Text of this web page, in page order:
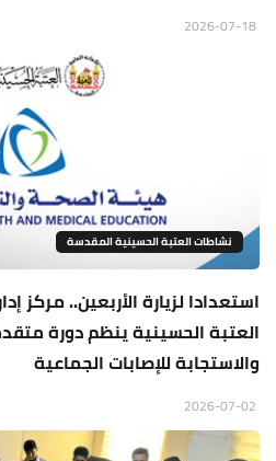
نشاطات العتبة الحسينية المقدسة
استعدادا لزيارة الأربعين.. مركز
العتبة الحسينية ينظم دورة
والاستجابة للإصابات الجماعية